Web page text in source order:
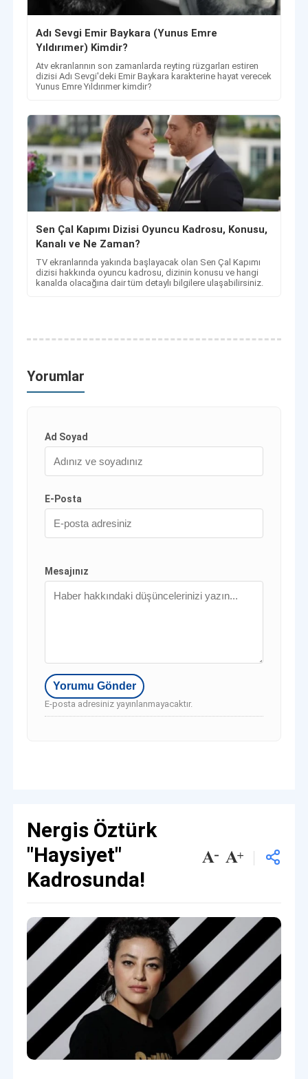
Adı Sevgi Emir Baykara (Yunus Emre
Yıldırımer) Kimdir?
Atv ekranlarının son zamanlarda reyting rüzgarları estiren
dizisi Adı Sevgi'deki Emir Baykara karakterine hayat verecek
Yunus Emre Yıldırımer kimdir?
Sen Çal Kapımı Dizisi Oyuncu Kadrosu, Konusu,
Kanalı ve Ne Zaman?
TV ekranlarında yakında başlayacak olan Sen Çal Kapımı
dizisi hakkında oyuncu kadrosu, dizinin konusu ve hangi
kanalda olacağına dair tüm detaylı bilgilere ulaşabilirsiniz.
Yorumlar
Ad Soyad
E-Posta
Mesajınız
E-posta adresiniz yayınlanmayacaktır.
Nergis Öztürk
"Haysiyet"
Kadrosunda!